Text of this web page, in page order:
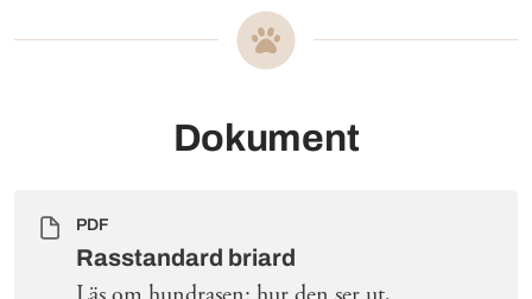
Dokument
PDF
Rasstandard briard